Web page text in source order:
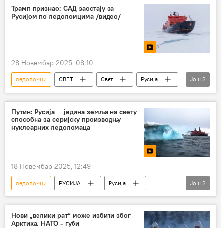
Трамп признао: САД заостају за
Русијом по ледоломцима /видео/
28 Новембар 2025, 08:10
ледоломци СВЕТ Свет
Русија
САД
Доналд Трамп
Још 2
Путин: Русија ─ једина земља на свету
способна за серијску производњу
нуклеарних ледоломаца
18 Новембар 2025, 12:49
ледоломци РУСИЈА
Русија
Владимир Путин
Арктик
Још 2
Нови „велики рат“ може избити због
Арктика. НАТО - губи